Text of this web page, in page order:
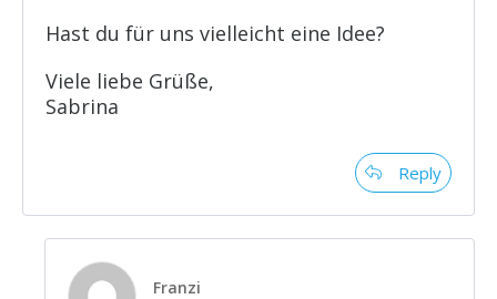
Hast du für uns vielleicht eine Idee?
Viele liebe Grüße,
Sabrina
Reply
Franzi